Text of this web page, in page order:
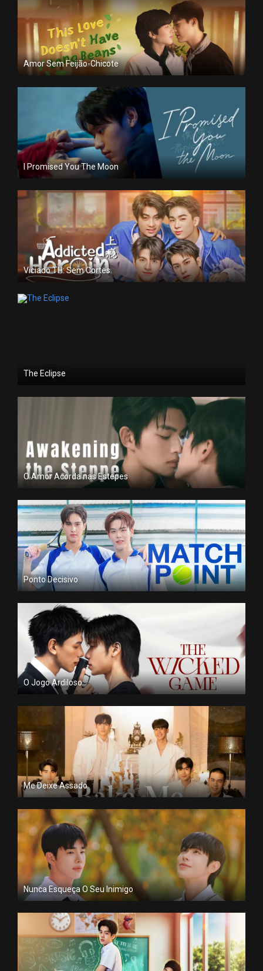
Amor Sem Feijão-Chicote
I Promised You The Moon
Viciado TH: Sem Cortes
The Eclipse
O Amor Acorda nas Estepes
Ponto Decisivo
O Jogo Ardiloso
Me Deixe Assado
Nunca Esqueça O Seu Inimigo